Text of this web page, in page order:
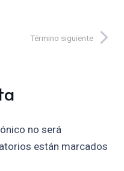
Término siguiente
no será
están marcados